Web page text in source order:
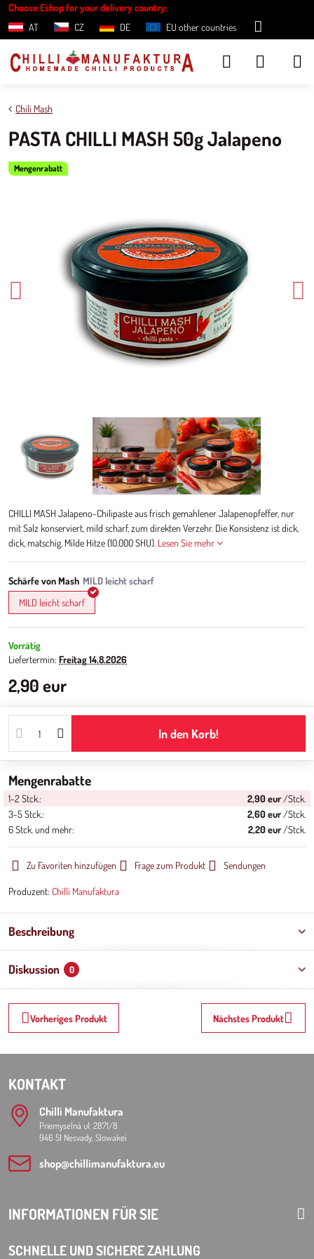
Choose Eshop for your delivery country:
AT
CZ DE EU other countries
Mengenrabatt
Chili Mash
PASTA CHILLI MASH 50g Jalapeno
CHILLI MASH Jalapeno-Chilipaste aus frisch gemahlener Jalapenopfeffer, nur
mit Salz konserviert, mild scharf, zum direkten Verzehr. Die Konsistenz ist dick,
dick, matschig. Milde Hitze (10.000 SHU). Lesen Sie mehr
Schärfe von Mash
MILD leicht scharf
Vorrätig
Liefertermin: Freitag14.8.2026
2,90 eur
In den Korb!
Mengenrabatte
1-2 Stck.: 2,90 eur /Stck.
3-5Stck.: 2,60 eur /Stck.
6Stck. und mehr: 2,20 eur /Stck.
Zu Favoriten hinzufügen Frage zum Produkt Sendungen
Produzent: Chilli Manufaktura
Beschreibung
Diskussion 0
Vorheriges Produkt Nächstes Produkt
KONTAKT
Chilli Manufaktura
Priemyselná ul. 2871/8
946 51 Nesvady, Slowakei
shop​@chillimanufaktura​.eu
INFORMATIONEN FÜR SIE
SCHNELLE UND SICHERE ZAHLUNG